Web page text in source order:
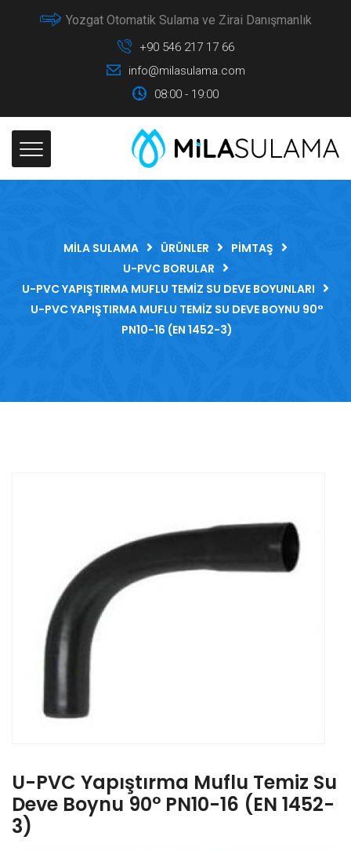
Yozgat Otomatik Sulama ve Zirai Danışmanlık
+90 546 217 17 66
info@milasulama.com
08:00 - 19:00
MILA SULAMA ÜRÜNLER
PIMTAŞ
U-PVC BORULAR
U-PVC YAPIŞTIRMA MUFLU TEMIZ SU DEVE BOYUNLARI
U-PVC YAPIŞTIRMA MUFLU TEMIZ SU DEVE BOYNU 90°
PN10-16 (EN 1452-3)
U-PVC Yapıştırma Muflu Temiz Su
Deve Boynu 90° PN10-16 (EN 1452-
3)